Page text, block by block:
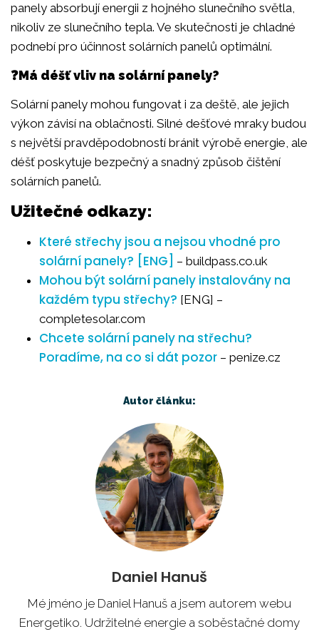
panely absorbují energii z hojného slunečního světla,
nikoliv ze slunečního tepla. Ve skutečnosti je chladné
podnebí pro účinnost solárních panelů optimální.
❓Má déšť vliv na solární panely?
Solární panely mohou fungovat i za deště, ale jejich
výkon závisí na oblačnosti. Silné dešťové mraky budou
s největší pravděpodobností bránit výrobě energie, ale
déšť poskytuje bezpečný a snadný způsob čištění
solárních panelů.
Užitečné odkazy:
Které střechy jsou a nejsou vhodné pro
solární panely? [ENG]
– buildpass.co.uk
Mohou být solární panely instalovány na
každém typu střechy? [ENG] –
completesolar.com
Chcete solární panely na střechu?
Poradíme, na co si dát pozor – penize.cz
Autor článku:
Daniel Hanuš
Mé jméno je Daniel Hanuš a jsem autorem webu
Energetiko. Udržitelné energie a soběstačné domy